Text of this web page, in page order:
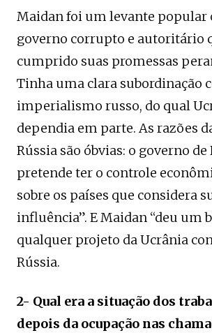
Maidan foi um levante popular
governo corrupto e autoritário
cumprido suas promessas
Tinha uma clara subordinação
imperialismo russo, do qual
dependia em parte. As razões
Rússia são óbvias: o governo
pretende ter o controle
sobre os países que considera
influência”. E Maidan “deu um
qualquer projeto da Ucrânia
Rússia.
2- Qual era a situação dos
depois da ocupação nas